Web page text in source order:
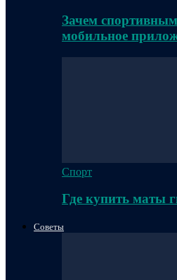
Зачем
мобильное
Спорт
Где купить маты
Советы